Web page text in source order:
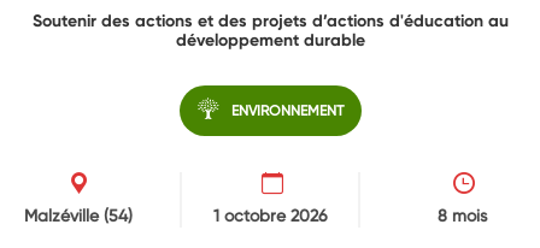
Soutenir des actions et des projets d’actions d'éducation au
développement durable
ENVIRONNEMENT
Malzéville(54) 1 octobre 2026 8 mois